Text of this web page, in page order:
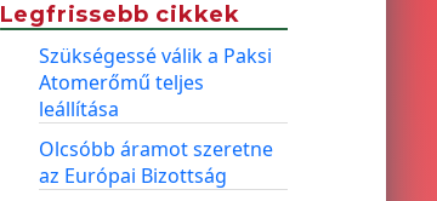
Legfrissebb cikkek
Szükségessé válik a Paksi
Atomerőmű teljes
leállítása
Olcsóbb áramot szeretne
az Európai Bizottság